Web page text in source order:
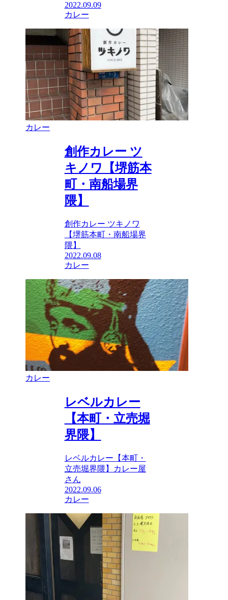
2022.09.09
カレー
カレー
創作カレー ツ
キノワ【堺筋本
町・南船場界
隈】
創作カレー ツキノワ
【堺筋本町・南船場界
隈】
2022.09.08
カレー
カレー
レベルカレー
【本町・立売堀
界隈】
レベルカレー【本町・
立売堀界隈】カレー屋
さん
2022.09.06
カレー